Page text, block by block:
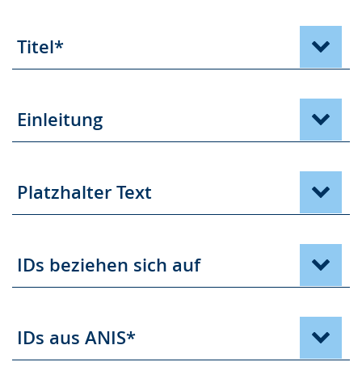
Titel*
Einleitung
Platzhalter Text
IDs beziehen sich auf
IDs aus ANIS*